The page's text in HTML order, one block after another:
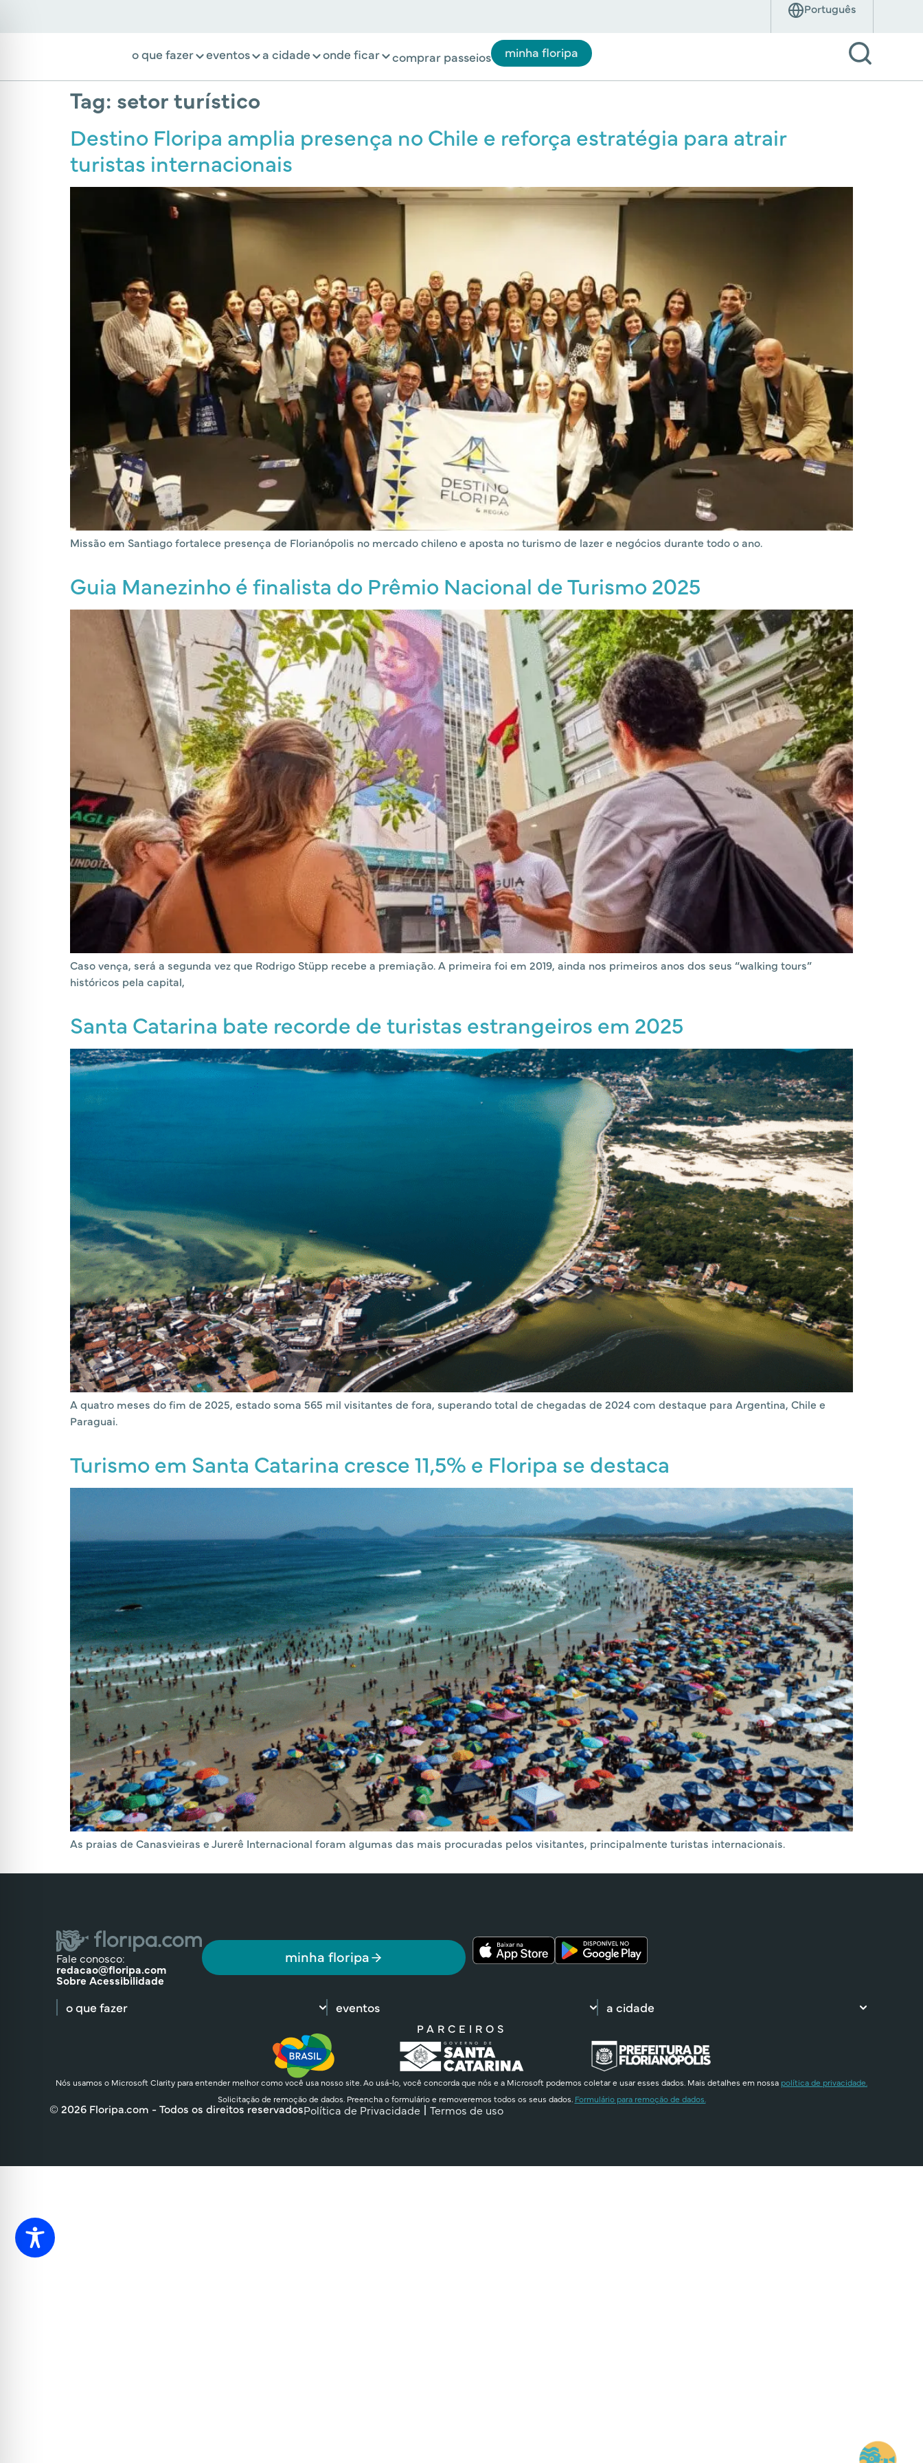
o que fazer eventos a cidade onde ficar comprar passeios minha floripa
Tag: setor turístico
Destino Floripa amplia presença no Chile e reforça estratégia para atrair
turistas internacionais
Missão em Santiago fortalece presença de Florianópolis no mercado chileno e aposta no turismo de lazer e negócios durante todo o ano.
Guia Manezinho é finalista do Prêmio Nacional de Turismo 2025
Caso vença, será a segunda vez que Rodrigo Stüpp recebe a premiação. A primeira foi em 2019, ainda nos primeiros anos dos seus “walking tours”
históricos pela capital,
Santa Catarina bate recorde de turistas estrangeiros em 2025
A quatro meses do fim de 2025, estado soma 565 mil visitantes de fora, superando total de chegadas de 2024 com destaque para Argentina, Chile e
Paraguai.
Turismo em Santa Catarina cresce 11,5% e Floripa se destaca
As praias de Canasvieiras e Jurerê Internacional foram algumas das mais procuradas pelos visitantes, principalmente turistas internacionais.
Fale conosco:
redacao@floripa.com
Sobre Acessibilidade
minha floripa
o que fazer eventos a cidade
PARCEIROS
Nós usamos o Microsoft Clarity para entender melhor como você usa nosso site. Ao usá-lo, você concorda que nós e a Microsoft podemos coletar e usar esses dados. Mais detalhes em nossa política de privacidade.
Solicitação de remoção de dados. Preencha o formulário e removeremos todos os seus dados. Formulário para remoção de dados.
© 2026 Floripa.com - Todos os direitos reservadosPolítica de Privacidade Termos de uso